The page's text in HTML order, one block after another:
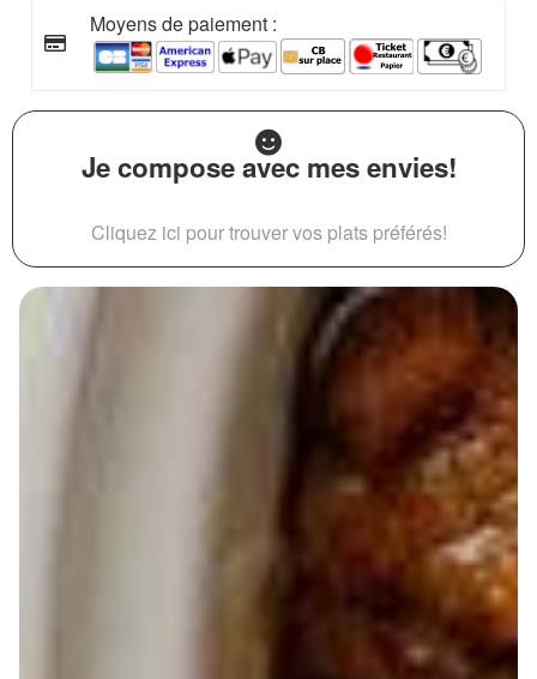
Moyens de paiement :
Je compose avec mes envies!
Cliquez ici pour trouver vos plats préférés!